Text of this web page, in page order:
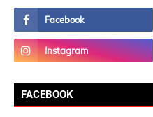
FACEBOOK